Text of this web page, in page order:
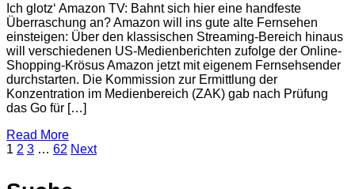
Ich glotz‘ Amazon TV: Bahnt sich hier eine handfeste
Überraschung an? Amazon will ins gute alte Fernsehen
einsteigen: Über den klassischen Streaming-Bereich hinaus
will verschiedenen US-Medienberichten zufolge der Online-
Shopping-Krösus Amazon jetzt mit eigenem Fernsehsender
durchstarten. Die Kommission zur Ermittlung der
Konzentration im Medienbereich (ZAK) gab nach Prüfung
das Go für […]
Read More
1 2 3 … 62 Next